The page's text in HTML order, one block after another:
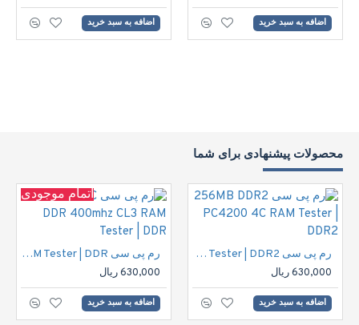
اضافه به سبد خرید اضافه به سبد خرید
محصولات پیشنهادی برای شما
رم پی سی 256MB DDR2 PC4200 4C RAM Tester | DDR2
630,000 ریال
اضافه به سبد خرید
اتمام موجودی
رم پی سی 256MB PC DDR 400mhz CL3 RAM Tester | DDR
630,000 ریال
اضافه به سبد خرید